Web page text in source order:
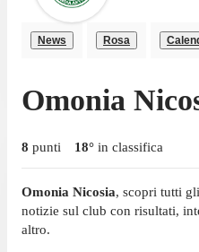
News Rosa
Omonia
8 punti 18° in classifica
Omonia Nicosia, scopri tutti
notizie sul club con risultati,
altro.